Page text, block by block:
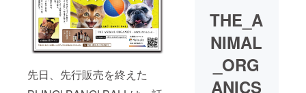
先日、先行販売を終えた
THE_A
NIMAL
_ORG
ANICS